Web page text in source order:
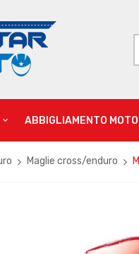
ABBIGLIAMENTO MOTO
Maglie cross/enduro